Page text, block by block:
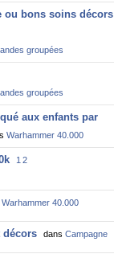
ou bons soins décors
groupées
groupées
aux enfants par
Warhammer 40.000
1 2
Warhammer 40.000
décors dans Campagne